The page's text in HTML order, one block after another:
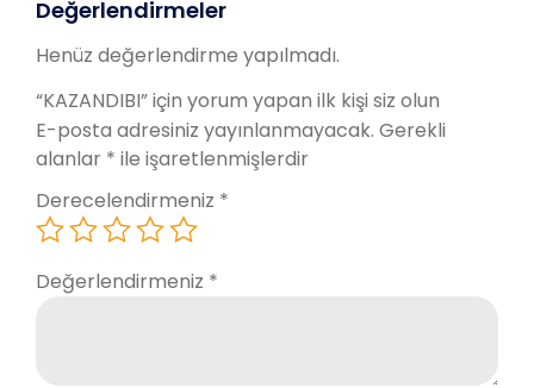
Değerlendirmeler
Henüz değerlendirme yapılmadı.
“KAZANDIBI” için yorum yapan ilk kişi siz olun
E-posta adresiniz yayınlanmayacak. Gerekli
alanlar * ile işaretlenmişlerdir
Derecelendirmeniz *
Değerlendirmeniz *